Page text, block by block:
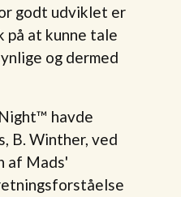
godt udviklet er
på at kunne tale
og dermed
havde
B. Winther, ved
af Mads'